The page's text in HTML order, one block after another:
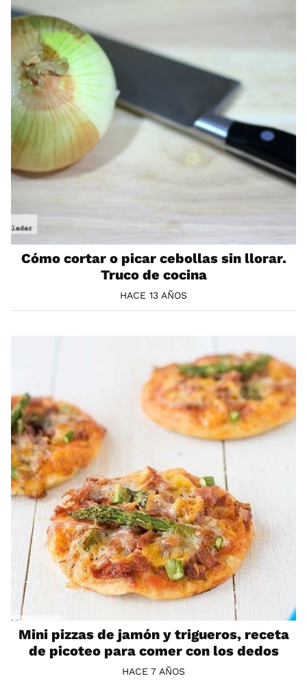
Cómo cortar o picar cebollas sin llorar.
Truco de cocina
HACE 13 AÑOS
Mini pizzas de jamón y trigueros, receta
de picoteo para comer con los dedos
HACE 7 AÑOS